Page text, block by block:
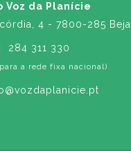
Voz da Planície
4 - 7800-285 Beja
284 311 330
a rede fixa nacional)